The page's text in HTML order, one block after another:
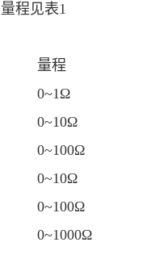
程见表1
量程
0~1Ω
0~10Ω
0~100Ω
0~10Ω
0~100Ω
0~1000Ω